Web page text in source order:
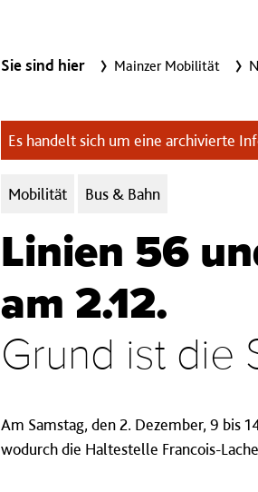
Sie sind hier Mainzer Mobilität
Es handelt sich um eine archivierte
Kategorien:
Mobilität Bus & Bahn
Linien 56
am 2.12.
Grund ist die
Am Samstag, den 2. Dezember, 9 bis
wodurch die Haltestelle Francois-